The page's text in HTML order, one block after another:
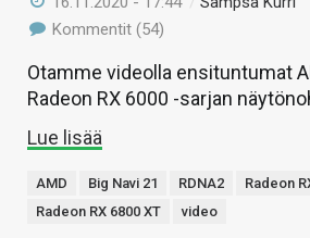
Kommentit (54)
Otamme videolla ensituntumat
Radeon RX 6000 -sarjan
Lue lisää
AMD Big Navi 21 RDNA2
Radeon
Radeon RX 6800 XT
video